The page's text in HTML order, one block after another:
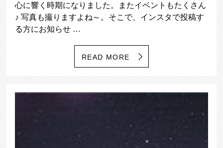
心に響く時期になりました。またイベントもたくさん
♪ 写真も撮りますよね～。そこで、インスタで投稿す
る方にお知らせ …
READ MORE